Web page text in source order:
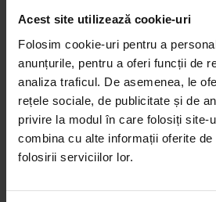
Acest site utilizează cookie-uri
Folosim cookie-uri pentru a
anunțurile, pentru a oferi funcții de
analiza traficul. De asemenea, le
rețele sociale, de publicitate și de
privire la modul în care folosiți site-
combina cu alte informații oferite
folosirii serviciilor lor.
Oțet de orez negru Chingkiang